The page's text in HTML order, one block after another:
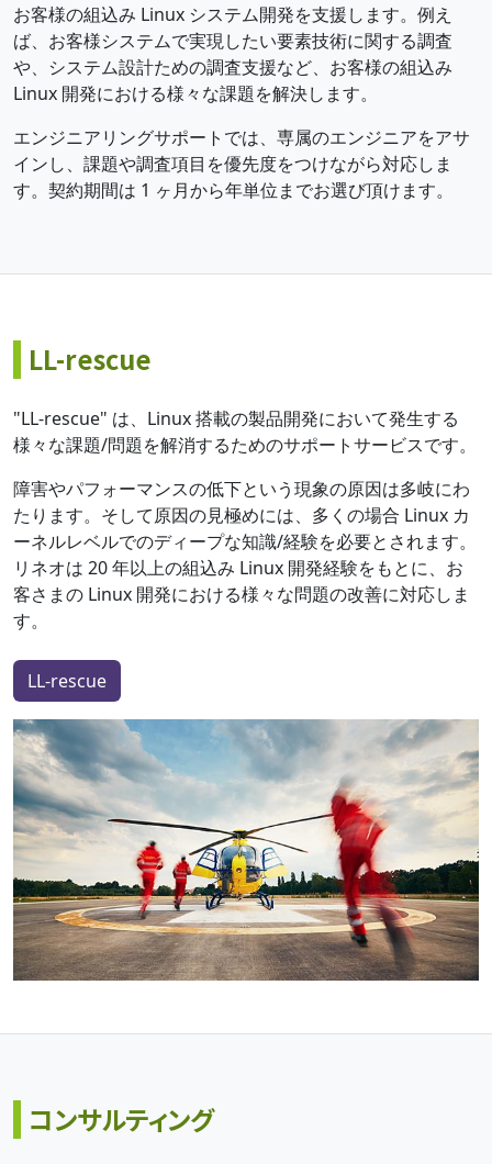
お客様の組込み Linux システム開発を支援します。例え
ば、お客様システムで実現したい要素技術に関する調査
や、システム設計ための調査支援など、お客様の組込み
Linux 開発における様々な課題を解決します。
エンジニアリングサポートでは、専属のエンジニアをアサ
インし、課題や調査項目を優先度をつけながら対応しま
す。契約期間は 1 ヶ月から年単位までお選び頂けます。
LL-rescue
"LL-rescue" は、Linux 搭載の製品開発において発生する
様々な課題/問題を解消するためのサポートサービスです。
障害やパフォーマンスの低下という現象の原因は多岐にわ
たります。そして原因の見極めには、多くの場合 Linux カ
ーネルレベルでのディープな知識/経験を必要とされます。
リネオは 20 年以上の組込み Linux 開発経験をもとに、お
客さまの Linux 開発における様々な問題の改善に対応しま
す。
LL-rescue
コンサルティング